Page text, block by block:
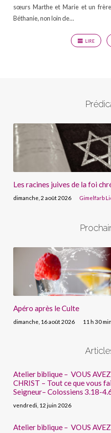
sœurs Marthe et Marie et un
Béthanie, non loin de…
LIRE
Les racines juives de la foi
dimanche, 2 août 2026 Gimelfarb
Apéro après le Culte
dimanche, 16 août 2026 11 h 30
Atelier biblique – VOUS
CHRIST – Tout ce que vous
Seigneur– Colossiens 3.18-
vendredi, 12 juin 2026
Atelier biblique – VOUS